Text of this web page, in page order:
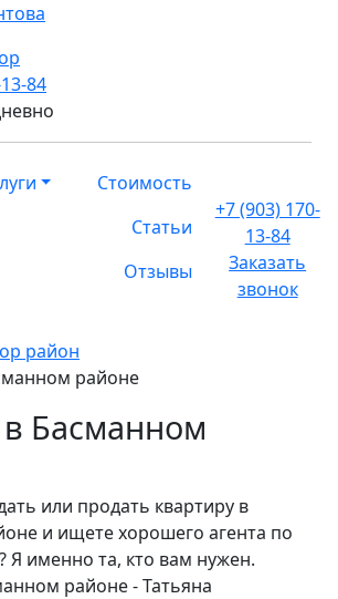
84
Стоимость
Статьи
Отзывы
+7 (903) 170-
13-84
Заказать
звонок
район
районе
Басманном
или продать квартиру в
и ищете хорошего агента по
Я именно та, кто вам нужен.
районе - Татьяна